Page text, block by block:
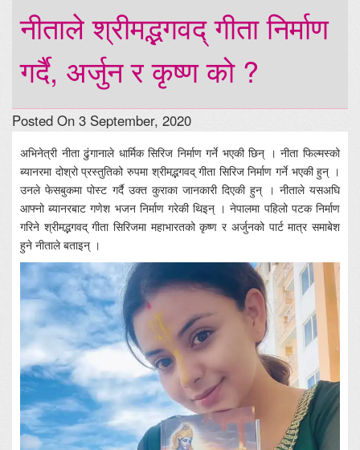
नीताले श्रीमद्भगवद् गीता निर्माण
गर्दै, अर्जुन र कृष्ण को ?
Posted On 3 September, 2020
अभिनेत्री नीता ढुंगानाले धार्मिक सिरिज निर्माण गर्ने भएकी छिन् । नीता फिल्मस्को
ब्यानरमा दोश्रो प्रस्तुतिको रुपमा श्रीमद्भगवद् गीता सिरिज निर्माण गर्ने भएकी हुन् ।
उनले फेसबुकमा पोस्ट गर्दै उक्त कुराका जानकारी दिएकी हुन् । नीताले यसअघि
आफ्नो ब्यानरबाट गणेश भजन निर्माण गरेकी थिइन् । नेपालमा पहिलो पटक निर्माण
गरिने श्रीमद्भगवद् गीता सिरिजमा महाभारतको कृष्ण र अर्जुनको पार्ट मात्र समाबेश
हुने नीताले बताइन् ।